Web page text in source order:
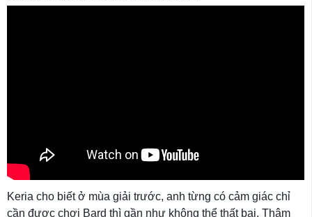
Keria cho biết ở mùa giải trước, anh từng có cảm giác chỉ
cần được chơi Bard thì gần như không thể thất bại. Thậm